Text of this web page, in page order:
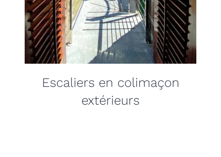
Escaliers en colimaçon
extérieurs